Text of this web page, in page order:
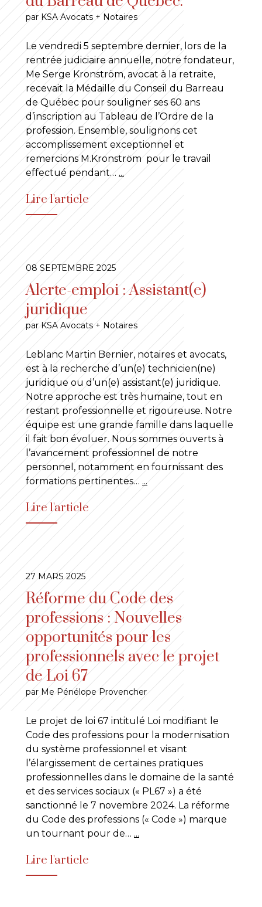
par KSA Avocats + Notaires
Le vendredi 5 septembre dernier, lors de la
rentrée judiciaire annuelle, notre fondateur,
Me Serge Kronström, avocat à la retraite,
recevait la Médaille du Conseil du Barreau
de Québec pour souligner ses 60 ans
d’inscription au Tableau de l’Ordre de la
profession. Ensemble, soulignons cet
accomplissement exceptionnel et
remercions M.Kronström pour le travail
effectué pendant… ...
Lire l'article
08 SEPTEMBRE 2025
Alerte-emploi : Assistant(e)
juridique
par KSA Avocats + Notaires
Leblanc Martin Bernier, notaires et avocats,
est à la recherche d’un(e) technicien(ne)
juridique ou d’un(e) assistant(e) juridique.
Notre approche est très humaine, tout en
restant professionnelle et rigoureuse. Notre
équipe est une grande famille dans laquelle
il fait bon évoluer. Nous sommes ouverts à
l’avancement professionnel de notre
personnel, notamment en fournissant des
formations pertinentes… ...
Lire l'article
27 MARS 2025
Réforme du Code des
professions : Nouvelles
opportunités pour les
professionnels avec le projet
de Loi 67
par Me Pénélope Provencher
Le projet de loi 67 intitulé Loi modifiant le
Code des professions pour la modernisation
du système professionnel et visant
l’élargissement de certaines pratiques
professionnelles dans le domaine de la santé
et des services sociaux (« PL67 ») a été
sanctionné le 7 novembre 2024. La réforme
du Code des professions (« Code ») marque
un tournant pour de… ...
Lire l'article